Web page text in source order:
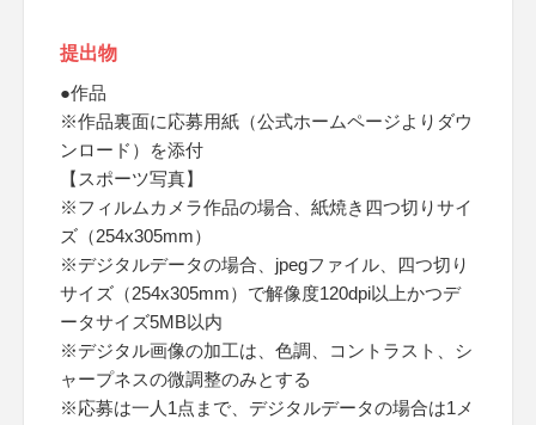
提出物
●作品
※作品裏面に応募用紙（公式ホームページよりダウ
ンロード）を添付
【スポーツ写真】
※フィルムカメラ作品の場合、紙焼き四つ切りサイ
ズ（254x305mm）
※デジタルデータの場合、jpegファイル、四つ切り
サイズ（254x305mm）で解像度120dpi以上かつデ
ータサイズ5MB以内
※デジタル画像の加工は、色調、コントラスト、シ
ャープネスの微調整のみとする
※応募は一人1点まで、デジタルデータの場合は1メ